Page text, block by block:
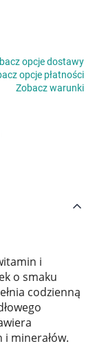
opcje dostawy
opcje płatności
Zobacz warunki
i
o smaku
codzienną
minerałów.